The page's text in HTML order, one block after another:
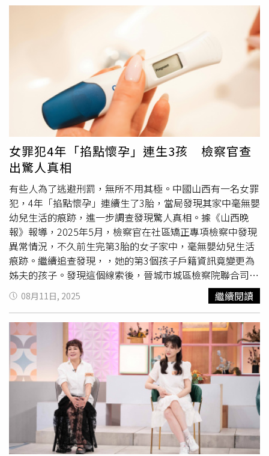
懷，認為不用太去在意說掉粉這件事情，因為那真心會留下
來想要看你的內容的人，就是你的真愛粉。她對自己的定位
是「百變」，不希望讓大家只看到她很單一這樣子的人設，
而是一個很喜歡用於嘗試的人。她強調 Poker Queen 並不
只是一個真的很純打撲克的一個女團，她們也參與泛娛樂的
節目，像是有團員是模特兒、演員，甚至有兩位在拍《角
頭》。她希望大家能看到更多不一樣的我們，而不只是一群
長得好看的花瓶。最後，她給予德州撲克新手的建議是：
「學習是一件非常長遠的一件事情」，不要以為會打一手牌
就可以上桌，因為它就像是一個宇宙那樣，永遠都會覺得你
有很多還需要你值得學習的事情，面對不同的人事與地點，
你需要運用的策略絕對都是非常廣泛的。凱莉IG：
https://www.instagram.com/kellyfeng0821/
「小朋友看到會以為這是很正常的事情，我小時候就是這
樣。」事實上，不少國外Youtuber在拍攝西門町觀光的影片
Youtuber金西雅，就曾拍攝到帶領北韓大學生夜遊西門町街
頭時，對方看見大鵰燒廣告看板的呆滯、害羞畫面。或是由
在日香港人的頻道「JOY TV」，也曾在到西門町旅遊的影
片中介紹過該店家，還表示要當成伴手禮帶回日本送給友
人。外籍Youtuber在西門町拍片時，被業者放在馬路旁的廣
告看板吸引。（圖／翻攝YT／JOY TV）Youtuber在介紹商
品時都「笑到臉紅」。（圖／翻攝YT／JOY TV）據《太
報》報導，有律師指出，相關「大鵰」系列商品，有違反
《兒童及少年福利與權益保障法》中任何人均不得對兒童及
少年散布、販售、供應涉色情、猥褻等18禁商品規定，以及
刑法第235條禁止公開陳列、販賣猥褻物品規定的疑慮。即
使因為當前社會開放風氣，類似商品販售會有灰色地帶，但
基於保護兒少身心立場，主管機關仍不宜縱容公開販售。國
民黨台北市議員柳采葳也認為，「大鵰燒」系列商品在北市
重要商圈被店家重點販售，代表有一定市場，然而這也就相
當程度凸顯「台北市沒有創造出代表性伴手禮」來宣傳這個
城市。呼籲北市府應好好重新省思台北城市IP設定。柳采葳
強調，就算要把大鵰燒當作灰色地帶的創意，也不應讓其成
為台北市或台灣城市行銷意象商品。
全職帶四個孩子，滿臉滄桑卻仍盡心照顧。（圖／翻攝自觀
察宇宙）他的日常就像上緊發條的陀螺：左手抱著大哭的雙
胞胎，右手要阻止兩個兒子搶玩具；頭髮凌亂像雞窩，胡子
拉碴，臉上寫滿「生無可戀」。甚至在切菜時，雙胞胎突然
大哭，他只能急忙放下菜刀去哄；好不容易哄睡小的，回頭
在牆上塗鴉，老大又把零食灑得滿地都是。他當場
癱坐地上長嘆，表情既疲憊又無奈，讓人哭笑不得。山東一
名90後奶爸全職帶四個孩子，滿臉滄桑卻仍盡心照顧。（圖
／翻攝自觀察宇宙）雖然經常喊累，但他仍默默承擔起父親
的責任，耐心照顧孩子們的需求。他苦笑說：「現在除了不
會生孩子，其他活兒基本都能幹。」網友看後紛紛留言：
「這是真男人！」、「全職奶爸太偉大了！」在混亂與辛苦
之中，他用行動展現了父愛。雖然過程艱難，但那些溫暖瞬
間，也讓人明白：為人父母的辛勞，背後藏著最深的愛。
女罪犯4年「掐點懷孕」連生3孩 檢察官查
出驚人真相
有些人為了逃避刑罰，無所不用其極。中國山西有一名女罪
犯，4年「掐點懷孕」連續生了3胎，當局發現其家中毫無嬰
幼兒生活的痕跡，進一步調查發現驚人真相。據《山西晚
報》報導，2025年5月，檢察官在社區矯正專項檢察中發現
異常情況，不久前生完第3胎的女子家中，毫無嬰幼兒生活
痕跡。繼續追查發現，，她的第3個孩子戶籍資訊竟變更為
姊夫的孩子。發現這個線索後，晉城市城區檢察院聯合司法
局進行實地查訪和約談。在大量證據面前，女子坦承早已離
婚，目前老大、老二
2個孩子由前夫撫養，老三則被送養，
其未實際履行哺乳義務。晉城市城區檢察院經審查認為，女
子利用連續懷孕逃避刑罰執行，且已不再哺乳嬰兒，暫予監
外執行的法定條件已消失，依法應當收監，遂建議司法局立
即向法院提出收監執行建議。近日，陳紅被依法送往看守所
執行剩餘刑期，「以孕避刑」的如意算盤徹底落空。消息曝
光後，引發一陣討論，網友紛紛留言：「這執行力放哪兒都
能成事兒吧」、「有本事就一直生下去啊」、「這才是真正
的時間管理大師啊，掐點這一塊沒得」、「這說懷就能懷上
也是挺牛的」、「社區矯正的漏洞需要補上了」、「也是易
孕體質」。
08月11日, 2025 繼續閱讀